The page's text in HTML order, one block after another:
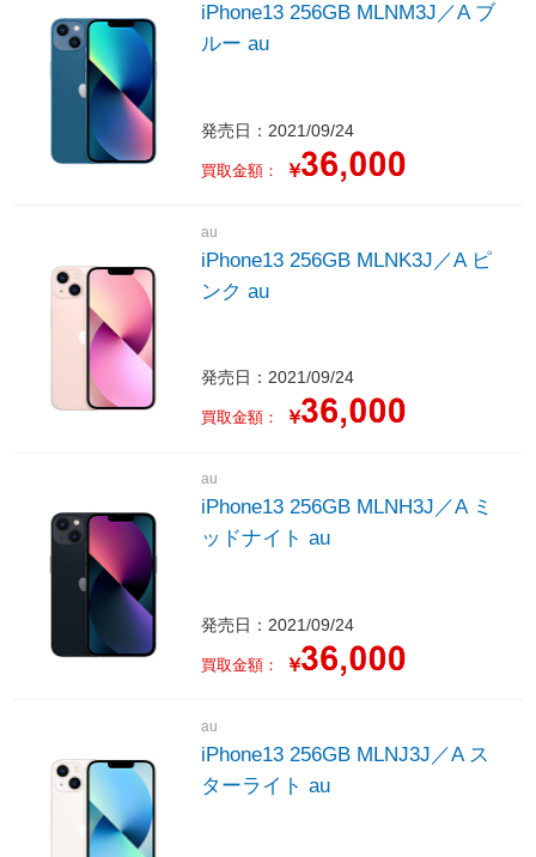
iPhone13 256GB MLNM3J／A ブ
ルー au
発売日：2021/09/24
買取金額： ￥
au
iPhone13 256GB MLNK3J／A ピ
ンク au
発売日：2021/09/24
買取金額： ￥
au
iPhone13 256GB MLNH3J／A ミ
ッドナイト au
発売日：2021/09/24
買取金額： ￥
au
iPhone13 256GB MLNJ3J／A ス
ターライト au